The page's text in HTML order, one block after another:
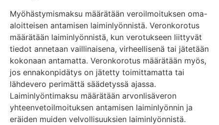
Myöhästymismaksu määrätään veroilmoituksen oma-
aloitteisen antamisen laiminlyönnistä. Veronkorotus
määrätään laiminlyönnistä, kun verotukseen liittyvät
tiedot annetaan vaillinaisena, virheellisenä tai jätetään
kokonaan antamatta. Veronkorotus määrätään myös,
jos ennakonpidätys on jätetty toimittamatta tai
lähdevero perimättä säädetyssä ajassa.
Laiminlyöntimaksu määrätään arvonlisäveron
yhteenvetoilmoituksen antamisen laiminlyönnin ja
eräiden muiden velvollisuuksien laiminlyönnistä.